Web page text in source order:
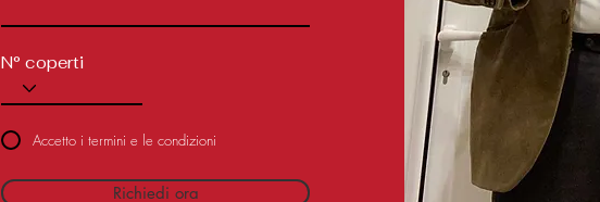
N° coperti
Accetto i termini e le condizioni
Richiedi ora